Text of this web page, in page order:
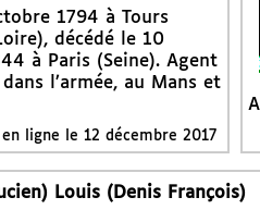
1794 à Tours
décédé le 10
à Paris (Seine). Agent
l’armée, au Mans et
ligne le 12 décembre 2017
Louis (Denis François)